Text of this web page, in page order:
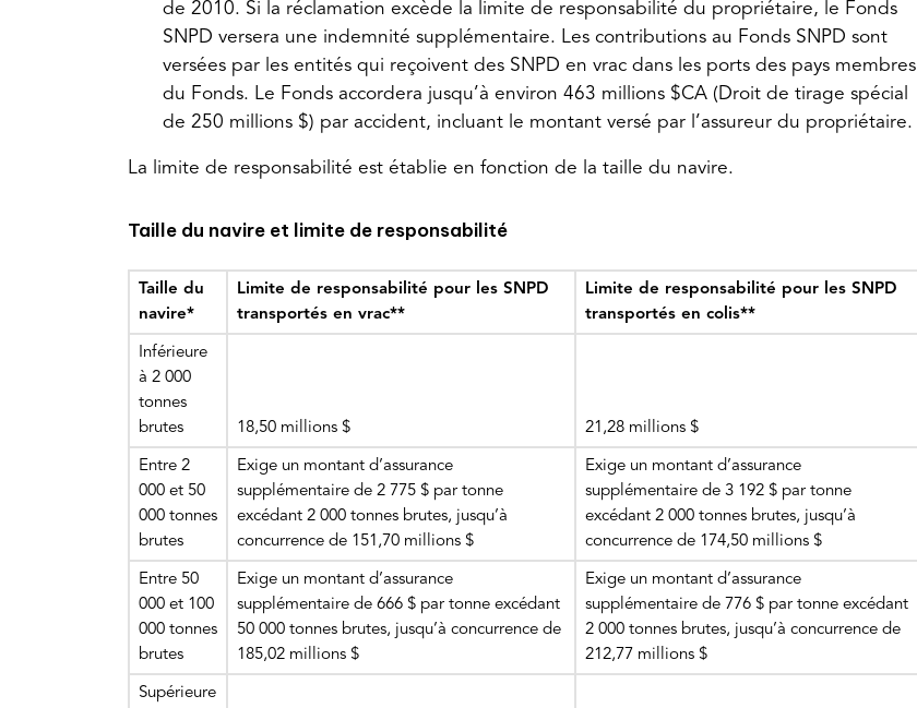
new
tab)
de 2010. Si la réclamation excède la limite de responsabilité du propriétaire, le Fonds
SNPD versera une indemnité supplémentaire. Les contributions au Fonds SNPD sont
versées par les entités qui reçoivent des SNPD en vrac dans les ports des pays membres
du Fonds. Le Fonds accordera jusqu’à environ 463 millions $CA (Droit de tirage spécial
de 250 millions $) par accident, incluant le montant versé par l’assureur du propriétaire.
La limite de responsabilité est établie en fonction de la taille du navire.
Taille du navire et limite de responsabilité
Taille du
navire*
Limite de responsabilité pour les SNPD
transportés en vrac**
Limite de responsabilité pour les SNPD
transportés en colis**
Inférieure
à 2 000
tonnes
brutes
18,50 millions $ 21,28 millions $
Entre 2
000 et 50
000 tonnes
brutes
Exige un montant d’assurance
supplémentaire de 2 775 $ par tonne
excédant 2 000 tonnes brutes, jusqu’à
concurrence de 151,70 millions $
Exige un montant d’assurance
supplémentaire de 3 192 $ par tonne
excédant 2 000 tonnes brutes, jusqu’à
concurrence de 174,50 millions $
Entre 50
000 et 100
000 tonnes
brutes
Exige un montant d’assurance
supplémentaire de 666 $ par tonne excédant
50 000 tonnes brutes, jusqu’à concurrence de
185,02 millions $
Exige un montant d’assurance
supplémentaire de 776 $ par tonne excédant
2 000 tonnes brutes, jusqu’à concurrence de
212,77 millions $
Supérieure